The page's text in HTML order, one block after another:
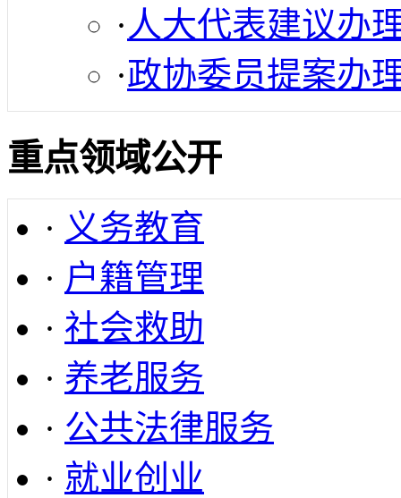
· 人大代表建议办
·政协委员提案办
重点领域公开
· 义务教育
· 户籍管理
· 社会救助
· 养老服务
· 公共法律服务
· 就业创业